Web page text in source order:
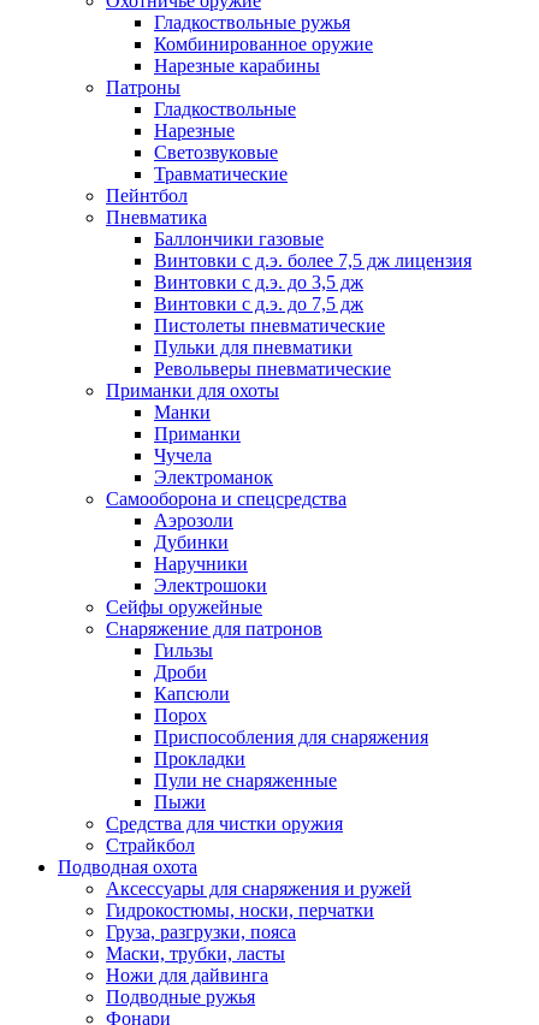
Гладкоствольные ружья
Комбинированное оружие
Нарезные карабины
Патроны
Гладкоствольные
Нарезные
Светозвуковые
Травматические
Пейнтбол
Пневматика
Баллончики газовые
Винтовки с д.э. более 7,5 дж лицензия
Винтовки с д.э. до 3,5 дж
Винтовки с д.э. до 7,5 дж
Пистолеты пневматические
Пульки для пневматики
Револьверы пневматические
Приманки для охоты
Манки
Приманки
Чучела
Электроманок
Самооборона и спецсредства
Аэрозоли
Дубинки
Наручники
Электрошоки
Сейфы оружейные
Снаряжение для патронов
Гильзы
Дроби
Капсюли
Порох
Приспособления для снаряжения
Прокладки
Пули не снаряженные
Пыжи
Средства для чистки оружия
Страйкбол
Подводная охота
Аксессуары для снаряжения и ружей
Гидрокостюмы, носки, перчатки
Груза, разгрузки, пояса
Маски, трубки, ласты
Ножи для дайвинга
Подводные ружья
Фонари